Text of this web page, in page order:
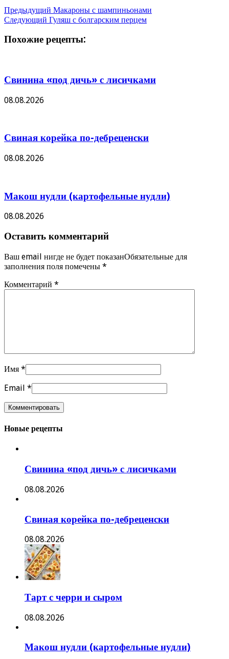
Предыдущий Макароны с шампиньонами
Следующий Гуляш с болгарским перцем
Похожие рецепты:
Свинина «под дичь» с лисичками
08.08.2026
Свиная корейка по-дебреценски
08.08.2026
Макош нудли (картофельные нудли)
08.08.2026
Оставить комментарий
Ваш email нигде не будет показанОбязательные для
заполнения поля помечены *
Комментарий *
Имя *
Email *
Новые рецепты
Свинина «под дичь» с лисичками
08.08.2026
Свиная корейка по-дебреценски
08.08.2026
Тарт с черри и сыром
08.08.2026
Макош нудли (картофельные нудли)